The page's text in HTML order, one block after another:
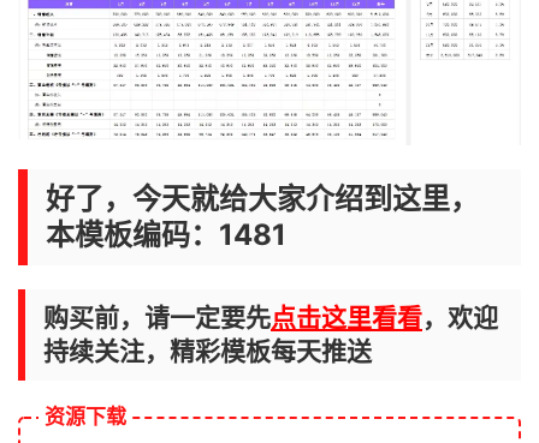
好了，今天就给大家介绍到这里，
本模板编码：1481
购买前，请一定要先点击这里看看，欢迎
持续关注，精彩模板每天推送
资源下载